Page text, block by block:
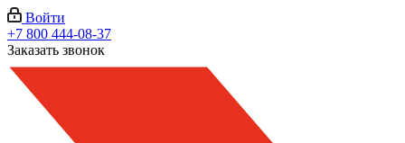
Войти
+7 800 444-08-37
Заказать звонок